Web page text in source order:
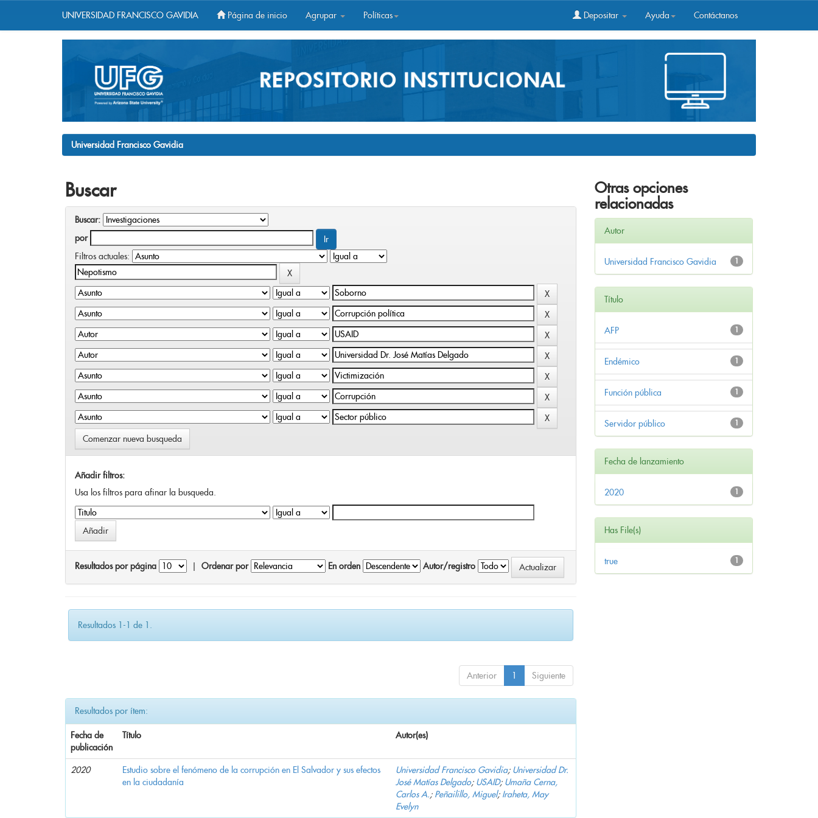
UNIVERSIDAD FRANCISCO GAVIDIA Página de inicio Agrupar Políticas Depositar Ayuda Contáctanos
Universidad Francisco Gavidia
Buscar
Buscar:
por
Filtros actuales:
Comenzar nueva busqueda
Añadir filtros:
Usa los filtros para afinar la busqueda.
Resultados por página Ordenar por En orden Autor/registro
Resultados 1-1 de 1.
Anterior 1 Siguiente
Resultados por ítem:
Fecha de
publicación
Título Autor(es)
2020
Estudio sobre el fenómeno de la corrupción en El Salvador y sus efectos
en la ciudadanía
Universidad Francisco Gavidia; Universidad Dr.
José Matías Delgado; USAID; Umaña Cerna,
Carlos A.; Peñailillo, Miguel; Iraheta, May
Evelyn
Otras opciones
relacionadas
Autor
1
Universidad Francisco Gavidia
Título
1
AFP
1
Endémico
1
Función pública
1
Servidor público
Fecha de lanzamiento
1
2020
Has File(s)
1
true